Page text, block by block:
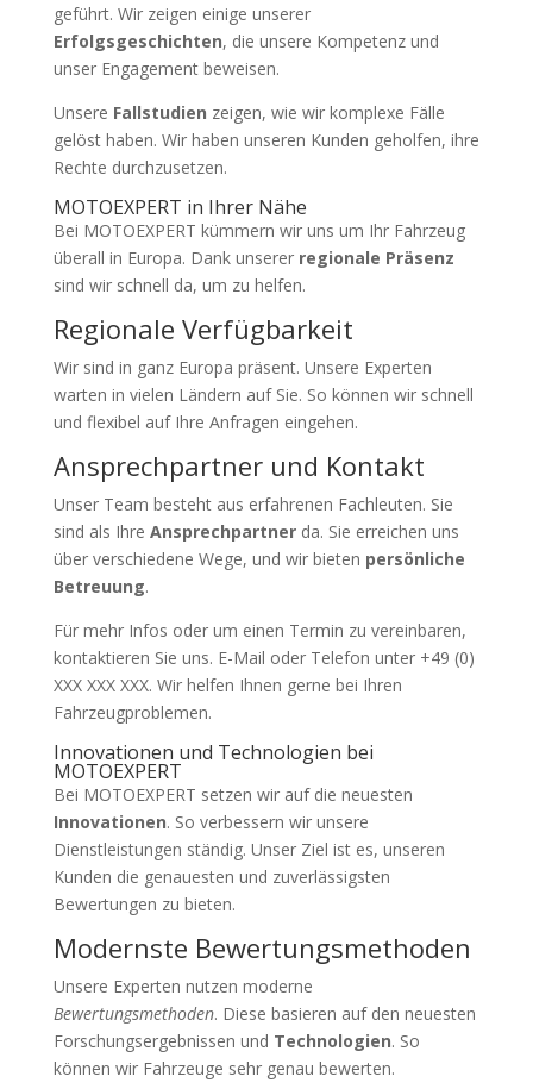
geführt. Wir zeigen einige unserer
Erfolgsgeschichten, die unsere Kompetenz und
unser Engagement beweisen.
Unsere Fallstudien zeigen, wie wir komplexe Fälle
gelöst haben. Wir haben unseren Kunden geholfen, ihre
Rechte durchzusetzen.
MOTOEXPERT in Ihrer Nähe
Bei MOTOEXPERT kümmern wir uns um Ihr Fahrzeug
überall in Europa. Dank unserer regionale Präsenz
sind wir schnell da, um zu helfen.
Regionale Verfügbarkeit
Wir sind in ganz Europa präsent. Unsere Experten
warten in vielen Ländern auf Sie. So können wir schnell
und flexibel auf Ihre Anfragen eingehen.
Ansprechpartner und Kontakt
Unser Team besteht aus erfahrenen Fachleuten. Sie
sind als Ihre Ansprechpartnerda. Sie erreichen uns
über verschiedene Wege, und wir bieten persönliche
Betreuung.
Für mehr Infos oder um einen Termin zu vereinbaren,
kontaktieren Sie uns. E-Mail oder Telefon unter +49 (0)
XXX XXX XXX. Wir helfen Ihnen gerne bei Ihren
Fahrzeugproblemen.
Innovationen und Technologien bei
MOTOEXPERT
Bei MOTOEXPERT setzen wir auf die neuesten
Innovationen. So verbessern wir unsere
Dienstleistungen ständig. Unser Ziel ist es, unseren
Kunden die genauesten und zuverlässigsten
Bewertungen zu bieten.
Modernste Bewertungsmethoden
Unsere Experten nutzen moderne
Bewertungsmethoden. Diese basieren auf den neuesten
Forschungsergebnissen und Technologien. So
können wir Fahrzeuge sehr genau bewerten.